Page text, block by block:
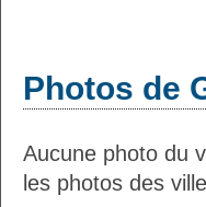
Photos de
Aucune photo du
les photos des